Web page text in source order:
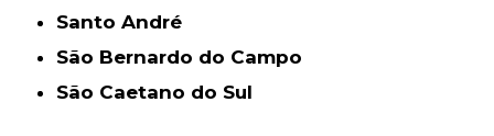
Santo André
São Bernardo do Campo
São Caetano do Sul